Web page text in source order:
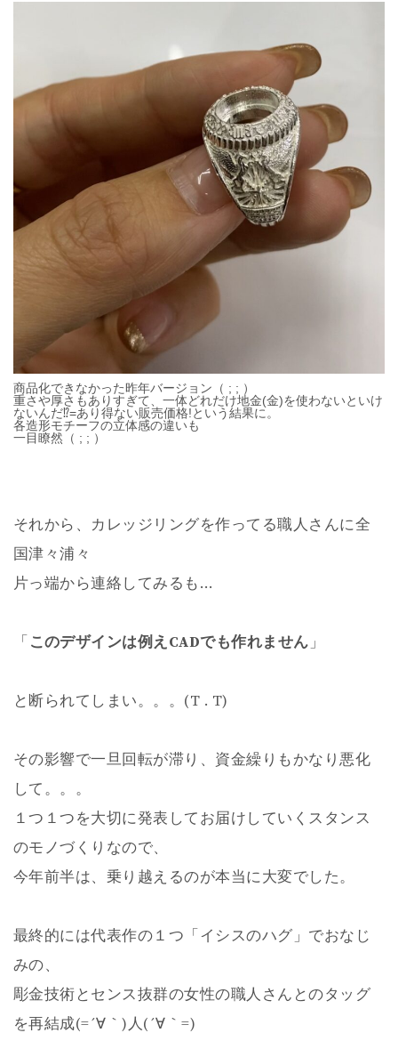
商品化できなかった昨年バージョン（ ; ; ）
重さや厚さもありすぎて、一体どれだけ地金(金)を使わないといけ
ないんだ⁉︎=あり得ない販売価格!という結果に。
各造形モチーフの立体感の違いも
一目瞭然（ ; ; ）
それから、カレッジリングを作ってる職人さんに全
国津々浦々
片っ端から連絡してみるも…
「 このデザインは例えCADでも作れません 」
と断られてしまい。。。(T . T)
その影響で一旦回転が滞り、資金繰りもかなり悪化
して。。。
１つ１つを大切に発表してお届けしていくスタンス
のモノづくりなので、
今年前半は、乗り越えるのが本当に大変でした。
最終的には代表作の１つ「イシスのハグ」でおなじ
みの、
彫金技術とセンス抜群の女性の職人さんとのタッグ
を再結成(=´∀｀)人(´∀｀=)